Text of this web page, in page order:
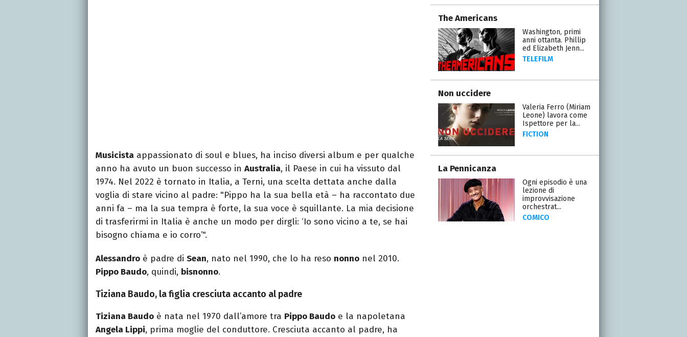
Musicista appassionato di soul e blues, ha inciso diversi album e per qualche
anno ha avuto un buon successo in Australia, il Paese in cui ha vissuto dal
1974. Nel 2022 è tornato in Italia, a Terni, una scelta dettata anche dalla
voglia di stare vicino al padre: "Pippo ha la sua bella età – ha raccontato due
anni fa – ma la sua tempra è forte, la sua voce è squillante. La mia decisione
di trasferirmi in Italia è anche un modo per dirgli: ‘Io sono vicino a te, se hai
bisogno chiama e io corro’".
Alessandro è padre di Sean, nato nel 1990, che lo ha reso nonno nel 2010.
Pippo Baudo, quindi, bisnonno.
Tiziana Baudo, la figlia cresciuta accanto al padre
Tiziana Baudo è nata nel 1970 dall’amore tra Pippo Baudo e la napoletana
Angela Lippi, prima moglie del conduttore. Cresciuta accanto al padre, ha
The Americans
Washington, primi
anni ottanta. Phillip
ed Elizabeth Jenn...
TELEFILM
Non uccidere
Valeria Ferro (Miriam
Leone) lavora come
Ispettore per la...
FICTION
La Pennicanza
Ogni episodio è una
lezione di
improvvisazione
orchestrat...
COMICO